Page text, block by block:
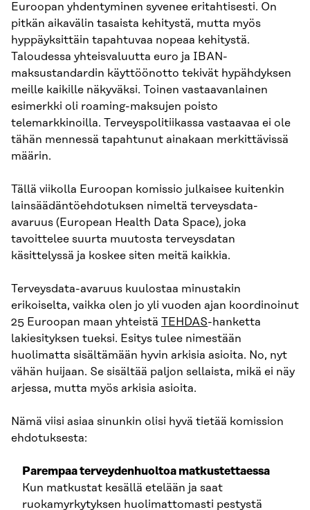
Euroopan yhdentyminen syvenee eritahtisesti. On
pitkän aikavälin tasaista kehitystä, mutta myös
hyppäyksittäin tapahtuvaa nopeaa kehitystä.
Taloudessa yhteisvaluutta euro ja IBAN-
maksustandardin käyttöönotto tekivät hypähdyksen
meille kaikille näkyväksi. Toinen vastaavanlainen
esimerkki oli roaming-maksujen poisto
telemarkkinoilla. Terveyspolitiikassa vastaavaa ei ole
tähän mennessä tapahtunut ainakaan merkittävissä
määrin.
Tällä viikolla Euroopan komissio julkaisee kuitenkin
lainsäädäntöehdotuksen nimeltä terveysdata-
avaruus (European Health Data Space), joka
tavoittelee suurta muutosta terveysdatan
käsittelyssä ja koskee siten meitä kaikkia.
Terveysdata-avaruus kuulostaa minustakin
erikoiselta, vaikka olen jo yli vuoden ajan koordinoinut
25 Euroopan maan yhteistä TEHDAS-hanketta
lakiesityksen tueksi. Esitys tulee nimestään
huolimatta sisältämään hyvin arkisia asioita. No, nyt
vähän huijaan. Se sisältää paljon sellaista, mikä ei näy
arjessa, mutta myös arkisia asioita.
Nämä viisi asiaa sinunkin olisi hyvä tietää komission
ehdotuksesta:
Parempaa terveydenhuoltoa matkustettaessa
Kun matkustat kesällä etelään ja saat
ruokamyrkytyksen huolimattomasti pestystä